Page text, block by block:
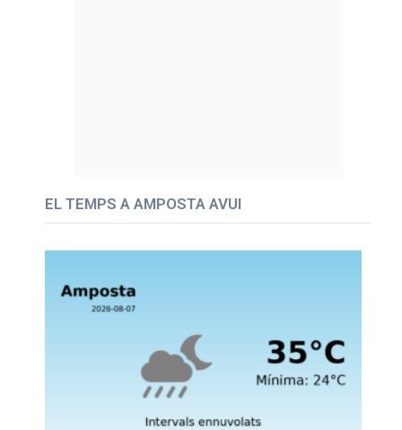
EL TEMPS A AMPOSTA AVUI